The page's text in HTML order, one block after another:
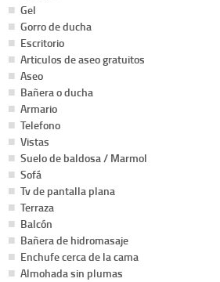
Gel
Gorro de ducha
Escritorio
Articulos de aseo gratuitos
Aseo
Bañera o ducha
Armario
Telefono
Vistas
Suelo de baldosa / Marmol
Sofá
Tv de pantalla plana
Terraza
Balcón
Bañera de hidromasaje
Enchufe cerca de la cama
Almohada sin plumas